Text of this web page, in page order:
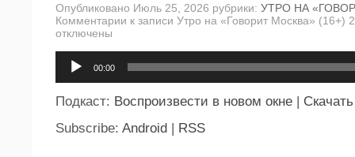
Опубликовано Июль 25, 2026 рубрики: УТРО НА
Комментарии к записи Утро на «Говорит Москва» (16+)
отключены
00:00
Подкаст: Воспроизвести в новом окне | Скачать
Subscribe: Android | RSS